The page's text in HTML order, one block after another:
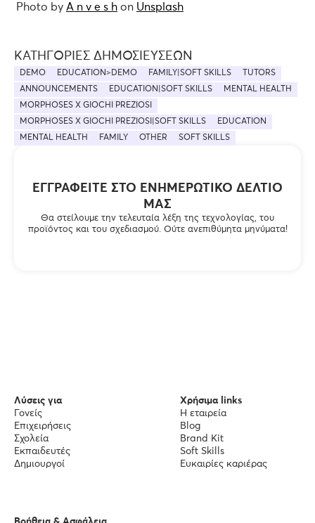
Photo by A n v e s h on Unsplash
ΕΓΓΡΑΦΕΊΤΕ ΣΤΟ ΕΝΗΜΕΡΩΤΙΚΌ ΔΕΛΤΊΟ
ΜΑΣ
Θα στείλουμε την τελευταία λέξη της τεχνολογίας, του
προϊόντος και του σχεδιασμού. Ούτε ανεπιθύμητα μηνύματα!
ΚΑΤΗΓΟΡΊΕΣ ΔΗΜΟΣΙΕΎΣΕΩΝ
DEMO EDUCATION>DEMO FAMILY|SOFT SKILLS
TUTORS
ANNOUNCEMENTS
EDUCATION|SOFT SKILLS
MENTAL HEALTH
MORPHOSES X GIOCHI PREZIOSI
MORPHOSES X GIOCHI PREZIOSI|SOFT SKILLS
EDUCATION
MENTAL HEALTH
FAMILY OTHER SOFT SKILLS
Λύσεις για
Γονείς
Επιχειρήσεις
Σχολεία
Εκπαιδευτές
Δημιουργοί
Χρήσιμα links
Η εταιρεία
Blog
Brand Kit
Soft Skills
Ευκαιρίες καριέρας